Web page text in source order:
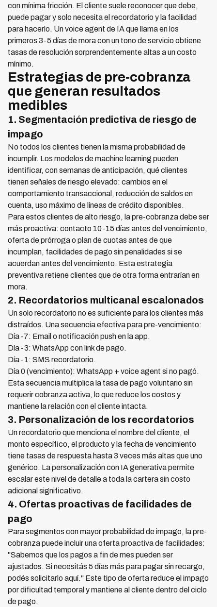
con mínima fricción. El cliente suele reconocer que debe,
puede pagar y solo necesita el recordatorio y la facilidad
para hacerlo. Un voice agent de IA que llama en los
primeros 3-5 días de mora con un tono de servicio obtiene
tasas de resolución sorprendentemente altas a un costo
mínimo.
Estrategias de pre-cobranza
que generan resultados
medibles
1. Segmentación predictiva de riesgo de
impago
No todos los clientes tienen la misma probabilidad de
incumplir. Los modelos de machine learning pueden
identificar, con semanas de anticipación, qué clientes
tienen señales de riesgo elevado: cambios en el
comportamiento transaccional, reducción de saldos en
cuenta, uso máximo de líneas de crédito disponibles.
Para estos clientes de alto riesgo, la pre-cobranza debe ser
más proactiva: contacto 10-15 días antes del vencimiento,
oferta de prórroga o plan de cuotas antes de que
incumplan, facilidades de pago sin penalidades si se
acuerdan antes del vencimiento. Esta estrategia
preventiva retiene clientes que de otra forma entrarían en
mora.
2. Recordatorios multicanal escalonados
Un solo recordatorio no es suficiente para los clientes más
distraídos. Una secuencia efectiva para pre-vencimiento:
Día -7: Email o notificación push en la app.
Día -3: WhatsApp con link de pago.
Día -1: SMS recordatorio.
Día 0 (vencimiento): WhatsApp + voice agent si no pagó.
Esta secuencia multiplica la tasa de pago voluntario sin
requerir cobranza activa, lo que reduce los costos y
mantiene la relación con el cliente intacta.
3. Personalización de los recordatorios
Un recordatorio que menciona el nombre del cliente, el
monto específico, el producto y la fecha de vencimiento
tiene tasas de respuesta hasta 3 veces más altas que uno
genérico. La personalización con IA generativa permite
escalar este nivel de detalle a toda la cartera sin costo
adicional significativo.
4. Ofertas proactivas de facilidades de
pago
Para segmentos con mayor probabilidad de impago, la pre-
cobranza puede incluir una oferta proactiva de facilidades:
"Sabemos que los pagos a fin de mes pueden ser
ajustados. Si necesitás 5 días más para pagar sin recargo,
podés solicitarlo aquí." Este tipo de oferta reduce el impago
por dificultad temporal y mantiene al cliente dentro del ciclo
de pago.